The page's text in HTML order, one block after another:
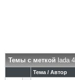
Темы с меткой lada
Тема / Автор